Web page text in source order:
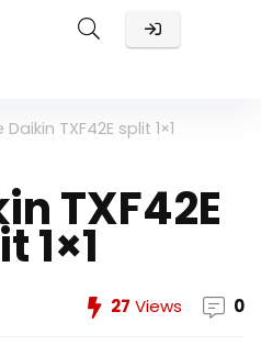
Daikin TXF42E split 1×1
TXF42E
1×1
27 Views 0